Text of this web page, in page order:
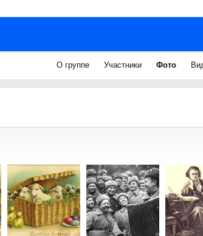
О группе Участники Фото